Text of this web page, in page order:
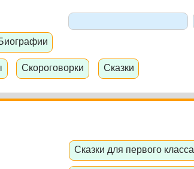
Скороговорки Сказки
Сказки для первого класса